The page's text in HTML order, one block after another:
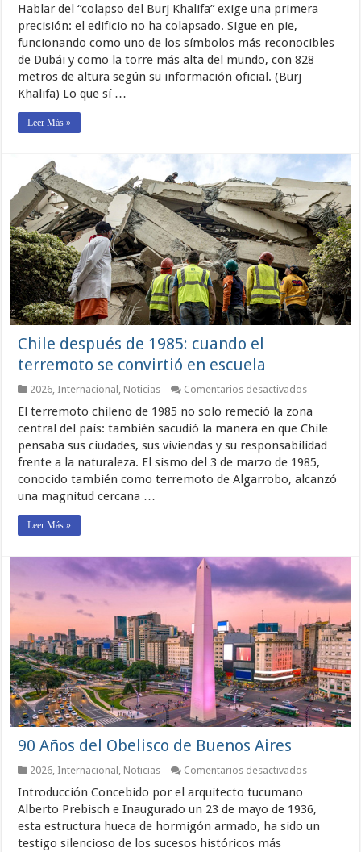
falso
Burj
Khalifa
alcantarillas
Hablar del “colapso del Burj Khalifa” exige una primera
precisión: el edificio no ha colapsado. Sigue en pie,
funcionando como uno de los símbolos más reconocibles
de Dubái y como la torre más alta del mundo, con 828
metros de altura según su información oficial. (Burj
Khalifa) Lo que sí …
Leer Más »
Chile después de 1985: cuando el
terremoto se convirtió en escuela
2026 Internacional Noticias Comentarios desactivadosen
después
de
1985:
cuando
el
terremoto
se
El terremoto chileno de 1985 no solo remeció la zona
central del país: también sacudió la manera en que Chile
pensaba sus ciudades, sus viviendas y su responsabilidad
frente a la naturaleza. El sismo del 3 de marzo de 1985,
conocido también como terremoto de Algarrobo, alcanzó
una magnitud cercana …
Leer Más »
90 Años del Obelisco de Buenos Aires
2026, Internacional , Noticias Comentarios desactivadosen
del
Obelisco
de
Introducción Concebido por el arquitecto tucumano
Alberto Prebisch e Inaugurado un 23 de mayo de 1936,
esta estructura hueca de hormigón armado, ha sido un
testigo silencioso de los sucesos históricos más